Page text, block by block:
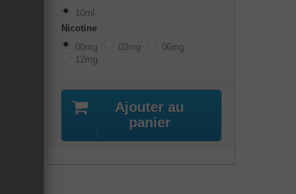
10ml
Nicotine
00mg
03mg
06mg
12mg
Ajouter au
panier